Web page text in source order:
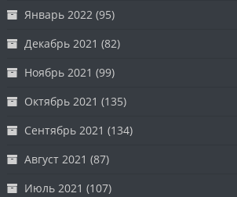
Январь 2022 (95)
Декабрь 2021 (82)
Ноябрь 2021 (99)
Октябрь 2021 (135)
Сентябрь 2021 (134)
Август 2021 (87)
Июль 2021 (107)